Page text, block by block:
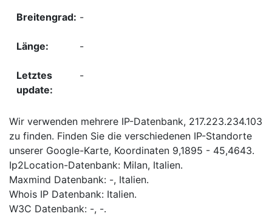
-
-
-
Wir verwenden mehrere IP-Datenbank, 217.223.234.103
zu finden. Finden Sie die verschiedenen IP-Standorte
unserer Google-Karte, Koordinaten 9,1895 - 45,4643.
Ip2Location-Datenbank: Milan, Italien.
Maxmind Datenbank: -, Italien.
Whois IP Datenbank: Italien.
W3C Datenbank: -, -.